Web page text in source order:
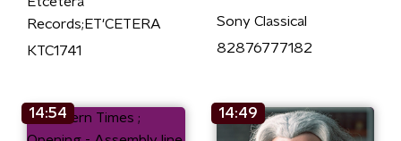
Records;ET'CETERA
KTC1741
Sony Classical
82876777182
14:54 14:49